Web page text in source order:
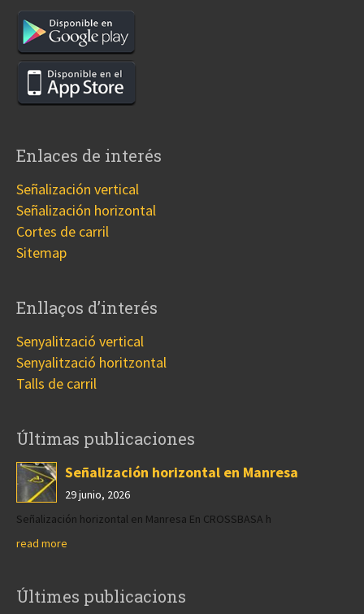
Enlaces de interés
Señalización vertical
Señalización horizontal
Cortes de carril
Sitemap
Enllaços d’interés
Senyalització vertical
Senyalització horitzontal
Talls de carril
Últimas publicaciones
Señalización horizontal en Manresa
29 junio, 2026
Señalización horizontal en Manresa En CROSSBASA h
read more
Últimes publicacions